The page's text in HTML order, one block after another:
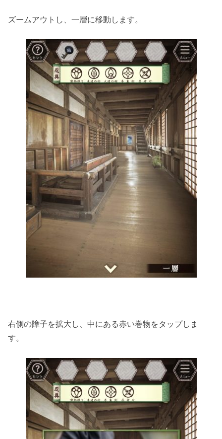
ズームアウトし、一層に移動します。
右側の障子を拡大し、中にある赤い巻物をタップしま
す。